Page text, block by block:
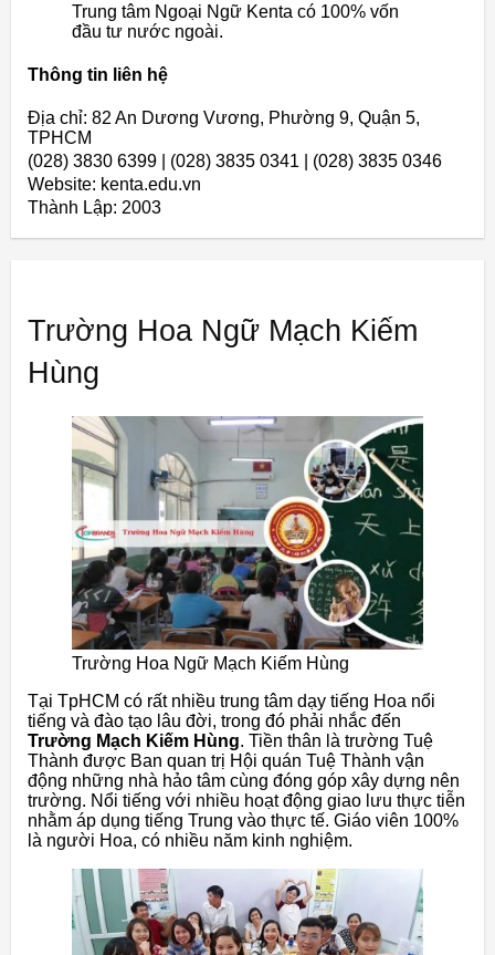
Trung tâm Ngoại Ngữ Kenta có 100% vốn
đầu tư nước ngoài.
Thông tin liên hệ
Địa chỉ: 82 An Dương Vương, Phường 9, Quận 5,
TPHCM
(028) 3830 6399 | (028) 3835 0341 | (028) 3835 0346
Website: kenta.edu.vn
Thành Lập: 2003
Trường Hoa Ngữ Mạch Kiếm
Hùng
Trường Hoa Ngữ Mạch Kiếm Hùng
Tại TpHCM có rất nhiều trung tâm dạy tiếng Hoa nổi
tiếng và đào tạo lâu đời, trong đó phải nhắc đến
Trường Mạch Kiếm Hùng. Tiền thân là trường Tuệ
Thành được Ban quan trị Hội quán Tuệ Thành vận
động những nhà hảo tâm cùng đóng góp xây dựng nên
trường. Nổi tiếng với nhiều hoạt động giao lưu thực tiễn
nhằm áp dụng tiếng Trung vào thực tế. Giáo viên 100%
là người Hoa, có nhiều năm kinh nghiệm.